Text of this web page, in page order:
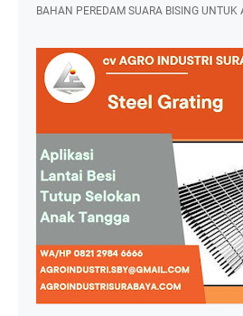
BAHAN PEREDAM SUARA BISING UNTUK